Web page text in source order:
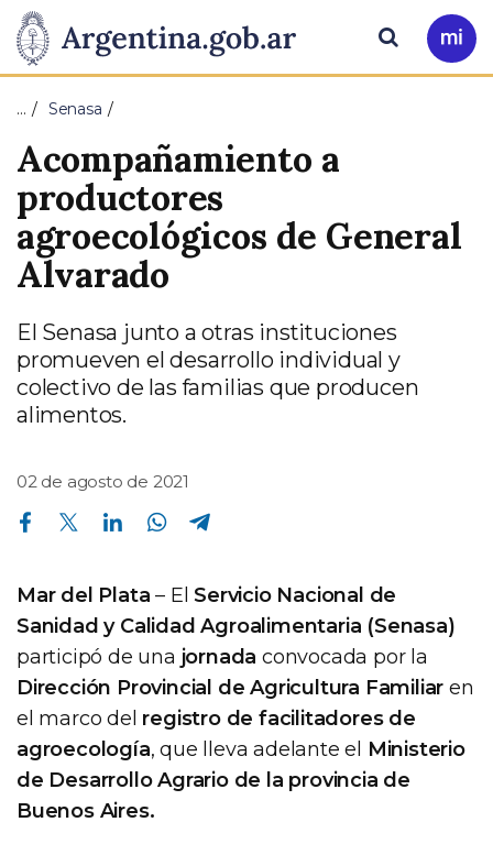
Presidencia
de
Nación
Pasar al contenido principal
Ir
a
Buscar
… Senasa
Acompañamiento a
productores
agroecológicos de General
Alvarado
El Senasa junto a otras instituciones
promueven el desarrollo individual y
colectivo de las familias que producen
alimentos.
02 de agosto de 2021
Compartir en Facebook Compartir en Twitter Compartir en Linkedin Compartir en Whatsapp
Mar del Plata – ElServicio Nacional de
Sanidad y Calidad Agroalimentaria (Senasa)
participó de una jornada convocada por la
Dirección Provincial de Agricultura Familiar en
el marco del registro de facilitadores de
agroecología, que lleva adelante el Ministerio
de Desarrollo Agrario de la provincia de
Buenos Aires.